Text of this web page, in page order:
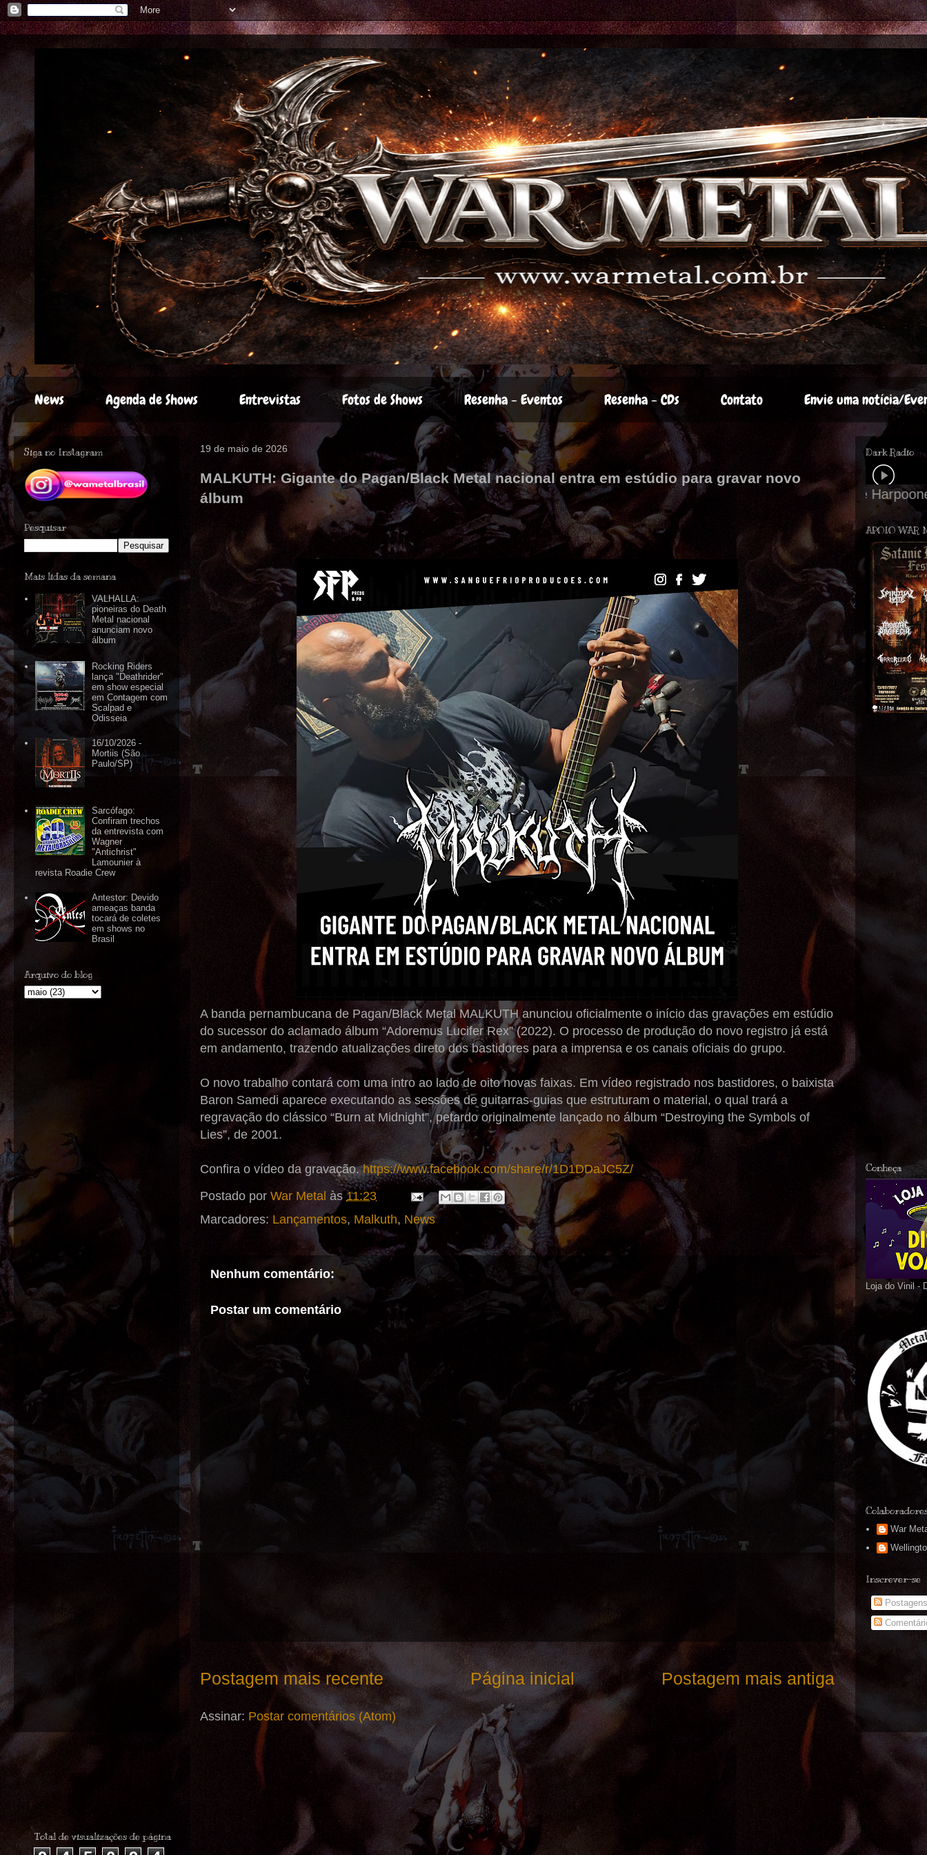
News Agenda de Shows Entrevistas Fotos de Shows Resenha - Eventos Resenha - CDs Contato Envie uma notícia/
19 de maio de 2026
MALKUTH: Gigante do Pagan/Black Metal nacional entra em estúdio para gravar novo
álbum
A banda pernambucana de Pagan/Black Metal MALKUTH anunciou oficialmente o início das gravações em estúdio
do sucessor do aclamado álbum “Adoremus Lucifer Rex” (2022). O processo de produção do novo registro já está
em andamento, trazendo atualizações direto dos bastidores para a imprensa e os canais oficiais do grupo.
O novo trabalho contará com uma intro ao lado de oito novas faixas. Em vídeo registrado nos bastidores, o baixista
Baron Samedi aparece executando as sessões de guitarras-guias que estruturam o material, o qual trará a
regravação do clássico “Burn at Midnight”, petardo originalmente lançado no álbum “Destroying the Symbols of
Lies”, de 2001.
Confira o vídeo da gravação.https://www.facebook.com/share/r/1D1DDaJC5Z/
Postado por War Metal às 11:23
Marcadores: Lançamentos, Malkuth, News
Nenhum comentário:
Postar um comentário
Postagem mais recente Postagem mais antiga
Página inicial
Assinar: Postar comentários (Atom)
Siga no Instagram
Pesquisar
Mais lidas da semana
VALHALLA:
pioneiras do Death
Metal nacional
anunciam novo
álbum
Rocking Riders
lança "Deathrider"
em show especial
em Contagem com
Scalpad e
Odisseia
16/10/2026 -
Mortiis (São
Paulo/SP)
Sarcófago:
Confiram trechos
da entrevista com
Wagner
"Antichrist"
Lamounier à
revista Roadie Crew
Antestor: Devido
ameaças banda
tocará de coletes
em shows no
Brasil
Arquivo do blog
Dark Radio
APOIO WAR
Conheça
Loja do Vinil -
War
Inscrever-se
Postagens
Total de visualizações de página